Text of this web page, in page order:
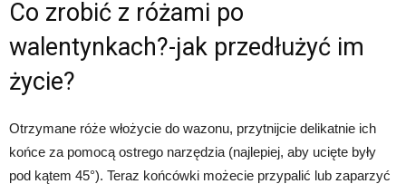
Co zrobić z różami po
walentynkach?-jak przedłużyć im
życie?
Otrzymane róże włożycie do wazonu, przytnijcie delikatnie ich
końce za pomocą ostrego narzędzia (najlepiej, aby ucięte były
pod kątem 45°). Teraz końcówki możecie przypalić lub zaparzyć